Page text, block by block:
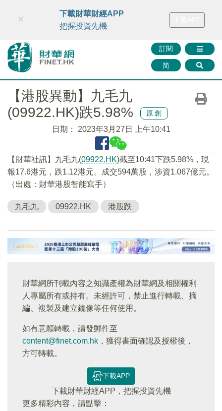
財華智庫網 FINTV FINMETA 財華證券 媒體矩陣
訂閱
简
×
下載財華財經APP
把握投資先機
【港股異動】九毛九
(09922.HK)跌5.98%
原創
日期： 2023年3月27日 上午10:41
【財華社訊】九毛九(09922.HK)截至10:41下跌5.98%，現
報17.6港元，跌1.12港元。成交594萬股，涉資1.067億元。
（出處：財華港股智能寫手）
九毛九 09922.HK 港股跌
財華網所刊載內容之知識產權為財華網及相關權利
人專屬所有或持有。未經許可，禁止進行轉載、摘
編、複製及建立鏡像等任何使用。
如有意願轉載，請發郵件至
content@finet.com.hk ，獲得書面確認及授權後，
方可轉載。
下載APP
下載財華財經APP，把握投資先機
更多精彩内容，請點擊：